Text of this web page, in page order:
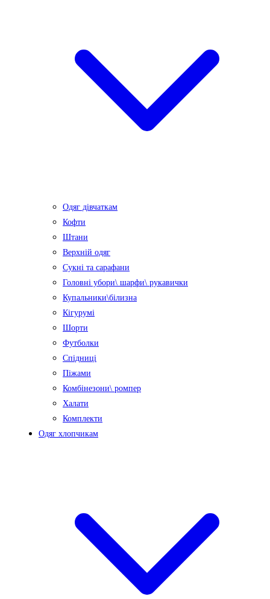
Одяг дівчаткам
Кофти
Штани
Верхній одяг
Сукні та сарафани
Головні убори\ шарфи\ рукавички
Купальники\білизна
Кігурумі
Шорти
Футболки
Спідниці
Піжами
Комбінезони\ ромпер
Халати
Комплекти
Одяг хлопчикам